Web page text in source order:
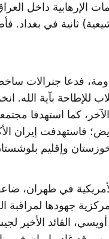
الإرهابية داخل
ثانية في بغداد.
فدعا جنرالات
للإطاحة بآية
كما استهدفا
فاستهدفت إيران
وإقليم
في طهران،
جهودها لمراقبة
القائد الأخير